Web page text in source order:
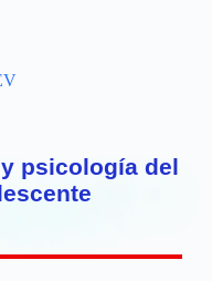
psicología del